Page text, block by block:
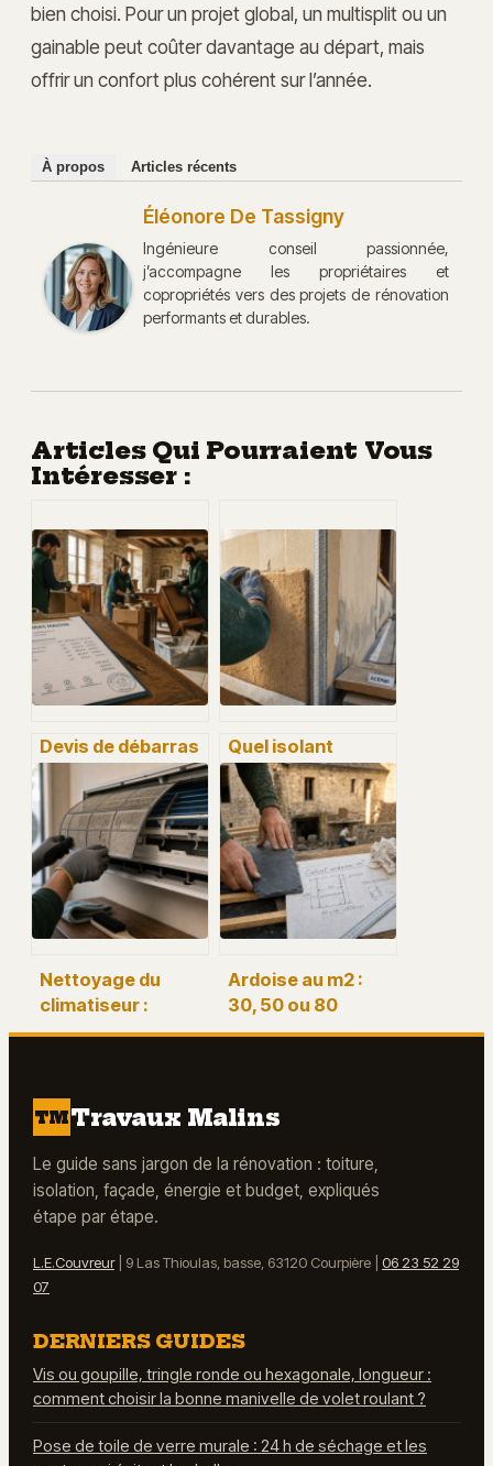
bien choisi. Pour un projet global, un multisplit ou un
gainable peut coûter davantage au départ, mais
offrir un confort plus cohérent sur l’année.
À propos Articles récents
Éléonore De Tassigny
Ingénieure conseil passionnée,
j’accompagne les propriétaires et
copropriétés vers des projets de rénovation
performants et durables.
Articles Qui Pourraient Vous
Intéresser :
Devis de débarras
: 4 critères clés
pour comprendre
votre facture et
réduire les coûts
Quel isolant
extérieur choisir
pour votre façade
: comparatif et
critères de
performance
Nettoyage du
climatiseur :
filtres,
surconsommer
Ardoise au m2 :
30, 50 ou 80
pièces selon
TMTravaux Malins
Le guide sans jargon de la rénovation : toiture,
isolation, façade, énergie et budget, expliqués
étape par étape.
L.E.Couvreur| 9 Las Thioulas, basse, 63120 Courpière
06 23 52 29
07
DERNIERS GUIDES
Vis ou goupille, tringle ronde ou hexagonale, longueur :
comment choisir la bonne manivelle de volet roulant ?
Pose de toile de verre murale : 24 h de séchage et les